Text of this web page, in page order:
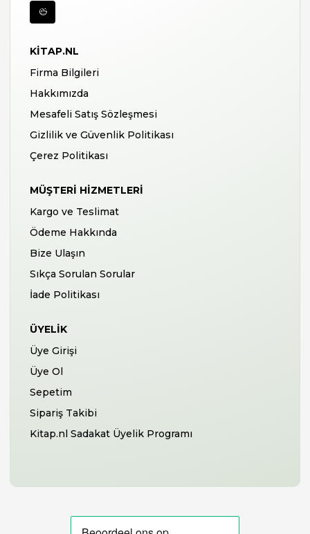
KITAP.NL
Firma Bilgileri
Hakkımızda
Mesafeli Satış Sözleşmesi
Gizlilik ve Güvenlik Politikası
Çerez Politikası
MÜŞTERI HIZMETLERI
Kargo ve Teslimat
Ödeme Hakkında
Bize Ulaşın
Sıkça Sorulan Sorular
İade Politikası
ÜYELIK
Üye Girişi
Üye Ol
Sepetim
Sipariş Takibi
Kitap.nl Sadakat Üyelik Programı